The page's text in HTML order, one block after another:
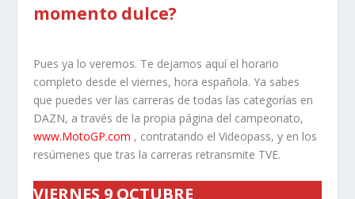
momento dulce?
Pues ya lo veremos. Te dejamos aquí el horario
completo desde el viernes, hora española. Ya sabes
que puedes ver las carreras de todas las categorías en
DAZN, a través de la propia página del campeonato,
www.MotoGP.com , contratando el Videopass, y en los
resúmenes que tras la carreras retransmite TVE.
VIERNES 9 OCTUBRE